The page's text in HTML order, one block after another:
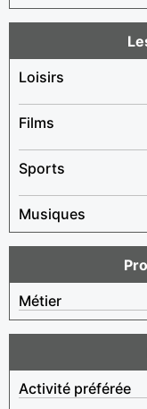
Loisirs
Films
Sports
Musiques
Métier
Activité préférée